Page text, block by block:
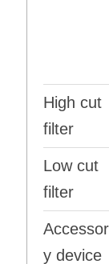
High cut
filter
Low cut
filter
Accessor
y device